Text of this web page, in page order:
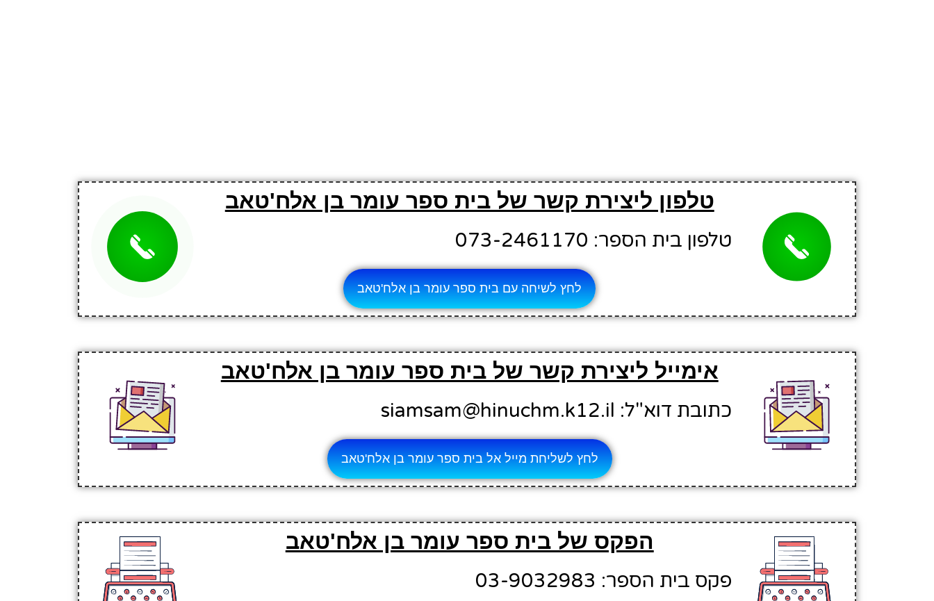
טלפון ליצירת קשר של בית ספר עומר בן אלח'טאב
טלפון בית הספר: 073-2461170
לחץ לשיחה עם בית ספר עומר בן אלח'טאב
אימייל ליצירת קשר של בית ספר עומר בן אלח'טאב
כתובת דוא"ל: siamsam@hinuchm.k12.il
לחץ לשליחת מייל אל בית ספר עומר בן אלח'טאב
הפקס של בית ספר עומר בן אלח'טאב
פקס בית הספר: 03-9032983